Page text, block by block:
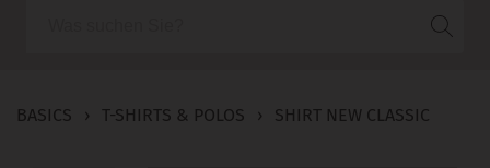
BASICS › T-SHIRTS & POLOS › SHIRT NEW CLASSIC